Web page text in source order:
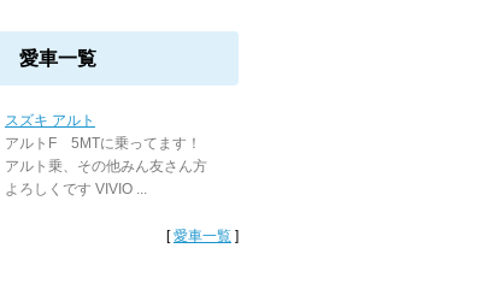
愛車一覧
スズキ アルト
アルトF 5MTに乗ってます！
アルト乗、その他みん友さん方
よろしくです VIVIO ...
[愛車一覧 ]